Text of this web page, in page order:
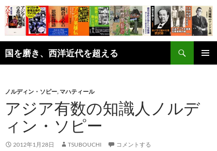
コ
ン
テ
ン
ツ
へ
国を磨き、西洋近代を超える
索
ノルディン・ソピー, マハティール
アジア有数の知識人ノルデ
ィン・ソピー
2012年1月28日 TSUBOUCHI コメントする